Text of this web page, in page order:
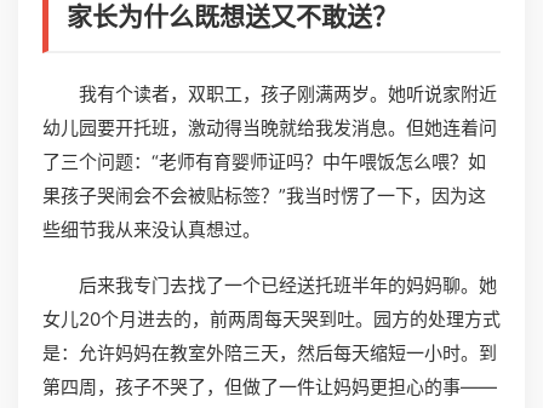
家长为什么既想送又不敢送？
我有个读者，双职工，孩子刚满两岁。她听说家附近
幼儿园要开托班，激动得当晚就给我发消息。但她连着问
了三个问题：“老师有育婴师证吗？中午喂饭怎么喂？如
果孩子哭闹会不会被贴标签？”我当时愣了一下，因为这
些细节我从来没认真想过。
后来我专门去找了一个已经送托班半年的妈妈聊。她
女儿20个月进去的，前两周每天哭到吐。园方的处理方式
是：允许妈妈在教室外陪三天，然后每天缩短一小时。到
第四周，孩子不哭了，但做了一件让妈妈更担心的事——